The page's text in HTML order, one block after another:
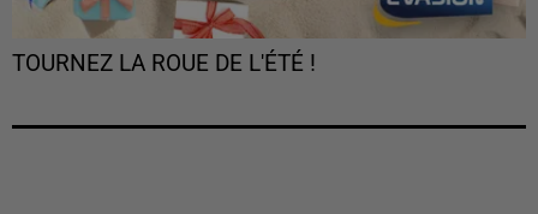
TOURNEZ LA ROUE DE L'ÉTÉ !